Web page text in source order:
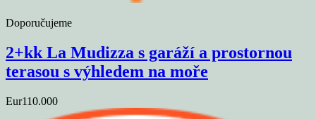
Doporučujeme
2+kk La Mudizza s garáží a prostornou
terasou s výhledem na moře
Eur110.000